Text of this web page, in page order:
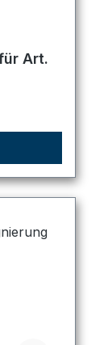
4.67 von 5
Art.